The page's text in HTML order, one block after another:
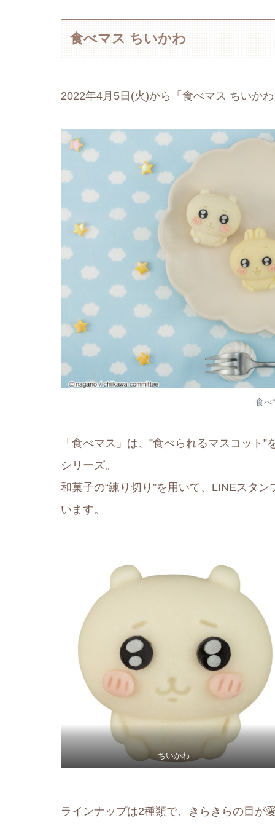
食べマス ちいかわ
2022年4月5日(火)から「食べマス ちいか
食べ
「食べマス」は、”食べられるマスコット
シリーズ。
和菓子の“練り切り”を用いて、LINEスタ
います。
ちいかわ
ラインナップは2種類で、きらきらの目が